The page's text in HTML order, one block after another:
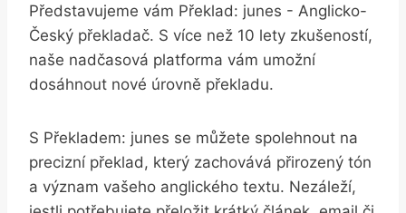
Představujeme vám‍ Překlad: junes -‍ Anglicko-
Český ‌překladač. S více⁤ než​ 10 lety ⁤zkušeností,
naše nadčasová platforma ⁢vám umožní
dosáhnout nové úrovně překladu.
S Překladem: ⁤junes se ⁢můžete spolehnout ⁣na
precizní překlad, který⁢ zachovává přirozený ⁣tón
a‍ význam vašeho anglického textu. Nezáleží,